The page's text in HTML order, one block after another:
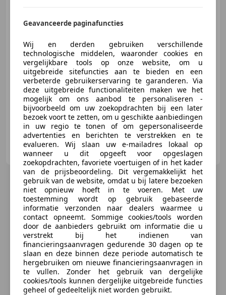
€ 6.950
05/2013 99.867 km Benzine 103 kW (140 PK)
Garage Dolfsma
NL-7961 AH RUINERWOLD
Geavanceerde paginafuncties
Wij en derden gebruiken verschillende
technologische middelen, waaronder cookies en
vergelijkbare tools op onze website, om u
uitgebreide sitefuncties aan te bieden en een
verbeterde gebruikerservaring te garanderen. Via
deze uitgebreide functionaliteiten maken we het
mogelijk om ons aanbod te personaliseren -
bijvoorbeeld om uw zoekopdrachten bij een later
bezoek voort te zetten, om u geschikte aanbiedingen
in uw regio te tonen of om gepersonaliseerde
advertenties en berichten te verstrekken en te
evalueren. Wij slaan uw e-mailadres lokaal op
wanneer u dit opgeeft voor opgeslagen
zoekopdrachten, favoriete voertuigen of in het kader
van de prijsbeoordeling. Dit vergemakkelijkt het
gebruik van de website, omdat u bij latere bezoeken
niet opnieuw hoeft in te voeren. Met uw
toestemming wordt op gebruik gebaseerde
informatie verzonden naar dealers waarmee u
contact opneemt. Sommige cookies/tools worden
door de aanbieders gebruikt om informatie die u
verstrekt bij het indienen van
financieringsaanvragen gedurende 30 dagen op te
slaan en deze binnen deze periode automatisch te
hergebruiken om nieuwe financieringsaanvragen in
te vullen. Zonder het gebruik van dergelijke
cookies/tools kunnen dergelijke uitgebreide functies
geheel of gedeeltelijk niet worden gebruikt.